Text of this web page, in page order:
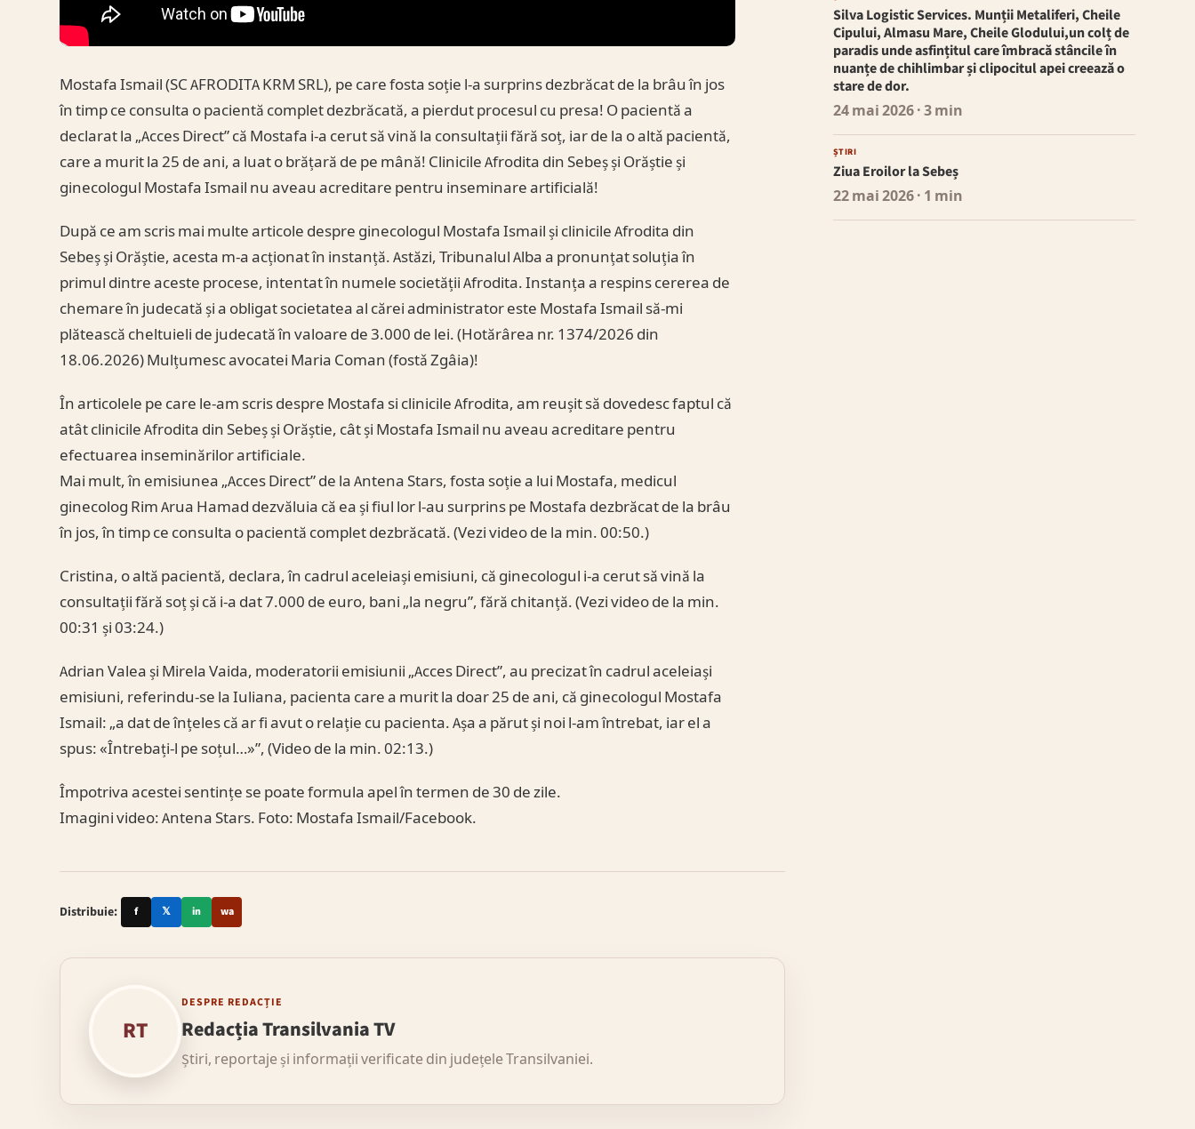
Mostafa Ismail (SC AFRODITA KRM SRL), pe care fosta soție l-a surprins dezbrăcat de la brâu în jos
în timp ce consulta o pacientă complet dezbrăcată, a pierdut procesul cu presa! O pacientă a
declarat la „Acces Direct” că Mostafa i-a cerut să vină la consultații fără soț, iar de la o altǎ pacientă,
care a murit la 25 de ani, a luat o brățară de pe mână! Clinicile Afrodita din Sebeș și Orăștie și
ginecologul Mostafa Ismail nu aveau acreditare pentru inseminare artificială!
După ce am scris mai multe articole despre ginecologul Mostafa Ismail și clinicile Afrodita din
Sebeș și Orăștie, acesta m-a acționat în instanță. Astăzi, Tribunalul Alba a pronunțat soluția în
primul dintre aceste procese, intentat în numele societății Afrodita. Instanța a respins cererea de
chemare în judecată și a obligat societatea al cărei administrator este Mostafa Ismail să-mi
plătească cheltuieli de judecată în valoare de 3.000 de lei. (Hotărârea nr. 1374/2026 din
18.06.2026) Mulțumesc avocatei Maria Coman (fostǎ Zgâia)!
În articolele pe care le-am scris despre Mostafa si clinicile Afrodita, am reușit să dovedesc faptul că
atât clinicile Afrodita din Sebeș și Orăștie, cât și Mostafa Ismail nu aveau acreditare pentru
efectuarea inseminărilor artificiale.
Mai mult, în emisiunea „Acces Direct” de la Antena Stars, fosta soție a lui Mostafa, medicul
ginecolog Rim Arua Hamad dezvăluia că ea și fiul lor l-au surprins pe Mostafa dezbrăcat de la brâu
în jos, în timp ce consulta o pacientă complet dezbrăcată. (Vezi video de la min. 00:50.)
Cristina, o altă pacientă, declara, în cadrul aceleiași emisiuni, că ginecologul i-a cerut să vină la
consultații fără soț și că i-a dat 7.000 de euro, bani „la negru”, fără chitanță. (Vezi video de la min.
00:31 și 03:24.)
Adrian Valea și Mirela Vaida, moderatorii emisiunii „Acces Direct”, au precizat în cadrul aceleiași
emisiuni, referindu-se la Iuliana, pacienta care a murit la doar 25 de ani, că ginecologul Mostafa
Ismail: „a dat de înțeles că ar fi avut o relație cu pacienta. Așa a părut și noi l-am întrebat, iar el a
spus: «Întrebați-l pe soțul…»”, (Video de la min. 02:13.)
Împotriva acestei sentințe se poate formula apel în termen de 30 de zile.
Imagini video: Antena Stars. Foto: Mostafa Ismail/Facebook.
Distribuie: f 𝕏 in wa
RT
DESPRE REDACȚIE
Redacția Transilvania TV
Știri, reportaje și informații verificate din județele Transilvaniei.
Silva Logistic Services. Munții Metaliferi, Cheile
Cipului, Almasu Mare, Cheile Glodului,un colț de
paradis unde asfințitul care îmbracă stâncile în
nuanțe de chihlimbar și clipocitul apei creează o
stare de dor.
24 mai 2026· 3 min
ȘTIRI
Ziua Eroilor la Sebeș
22 mai 2026· 1 min